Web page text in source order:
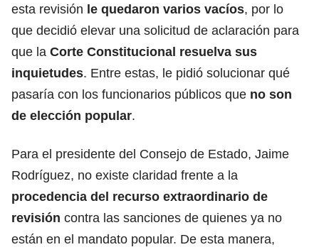
esta revisión le quedaron varios vacíos, por lo
que decidió elevar una solicitud de aclaración para
que la Corte Constitucional resuelva sus
inquietudes. Entre estas, le pidió solucionar qué
pasaría con los funcionarios públicos que no son
de elección popular.
Para el presidente del Consejo de Estado, Jaime
Rodríguez, no existe claridad frente a la
procedencia del recurso extraordinario de
revisión contra las sanciones de quienes ya no
están en el mandato popular. De esta manera,